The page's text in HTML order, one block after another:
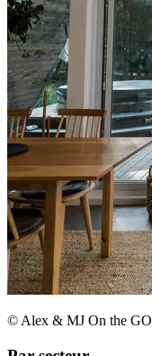
© Alex & MJ On the GO